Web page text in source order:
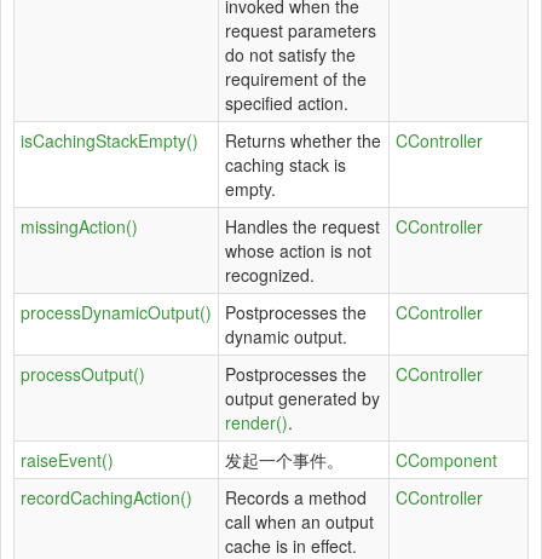
invoked when the
request parameters
do not satisfy the
requirement of the
specified action.
isCachingStackEmpty()
Returns whether the
caching stack is
empty.
CController
missingAction()
Handles the request
whose action is not
recognized.
CController
processDynamicOutput()
Postprocesses the
dynamic output.
CController
processOutput()
Postprocesses the
output generated by
render().
CController
raiseEvent() 发起一个事件。
CComponent
recordCachingAction()
Records a method
call when an output
cache is in effect.
CController